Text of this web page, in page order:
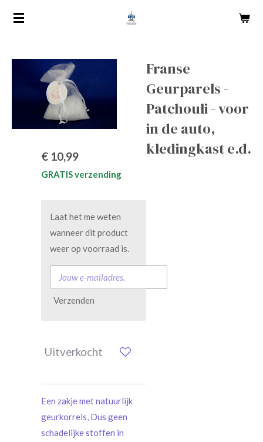
Ga
de
hoofdinhoud
Franse
Geurparels -
Patchouli - voor
in de auto,
kledingkast e.d.
€ 10,99
GRATIS verzending
Laat het me weten
wanneer dit product
weer op voorraad is.
Verzenden
Uitverkocht
Een zakje met natuurlijk
geurkorrels, Dus geen
schadelijke stoffen in